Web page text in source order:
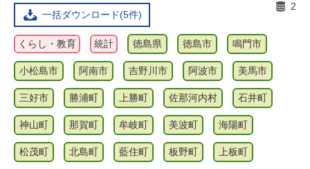
一括ダウンロード(5件)
2
くらし・教育 統計 徳島県 徳島市 鳴門市
小松島市 阿南市 吉野川市 阿波市 美馬市
三好市 勝浦町 上勝町 佐那河内村 石井町
神山町 那賀町 牟岐町 美波町 海陽町
松茂町 北島町 藍住町 板野町 上板町